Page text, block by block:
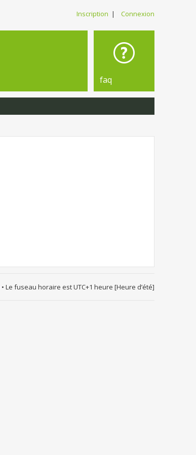
Inscription | Connexion
faq
• Le fuseau horaire est UTC+1 heure [Heure d’été]